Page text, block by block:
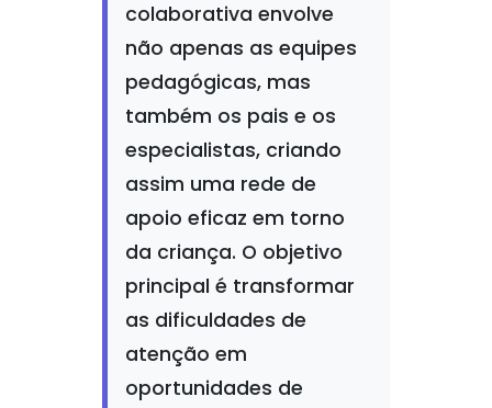
colaborativa envolve
não apenas as equipes
pedagógicas, mas
também os pais e os
especialistas, criando
assim uma rede de
apoio eficaz em torno
da criança. O objetivo
principal é transformar
as dificuldades de
atenção em
oportunidades de